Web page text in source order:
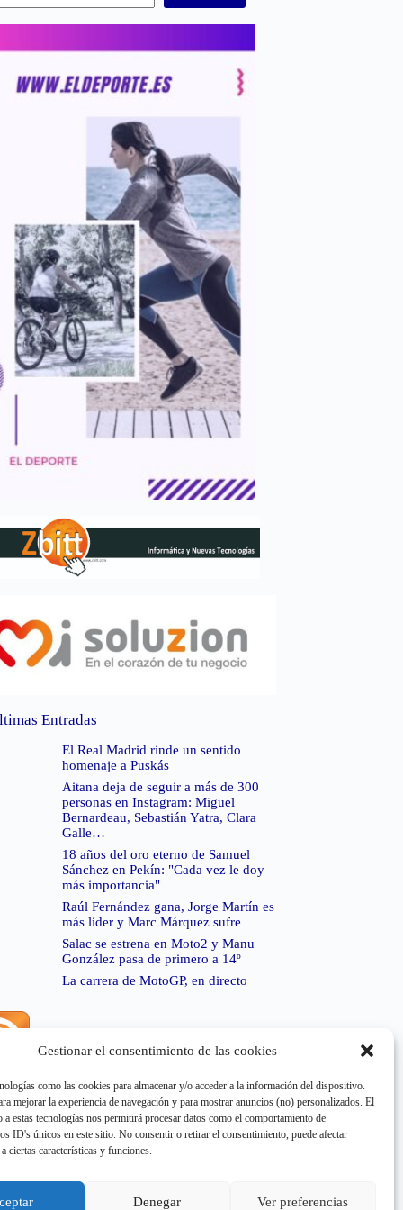
Gestionar el consentimiento de las cookies
como las cookies para almacenar y/o acceder a la información del dispositivo.
mejorar la experiencia de navegación y para mostrar anuncios (no) personalizados. El
a estas tecnologías nos permitirá procesar datos como el comportamiento de
ID's únicos en este sitio. No consentir o retirar el consentimiento, puede afectar
ciertas características y funciones.
Denegar Ver preferencias
Entradas
El Real Madrid rinde un sentido
homenaje a Puskás
Aitana deja de seguir a más de 300
personas en Instagram: Miguel
Bernardeau, Sebastián Yatra, Clara
Galle…
18 años del oro eterno de Samuel
Sánchez en Pekín: "Cada vez le doy
más importancia"
Raúl Fernández gana, Jorge Martín es
más líder y Marc Márquez sufre
Salac se estrena en Moto2 y Manu
González pasa de primero a 14º
La carrera de MotoGP, en directo
de RSS:Retrieved unsupported status code